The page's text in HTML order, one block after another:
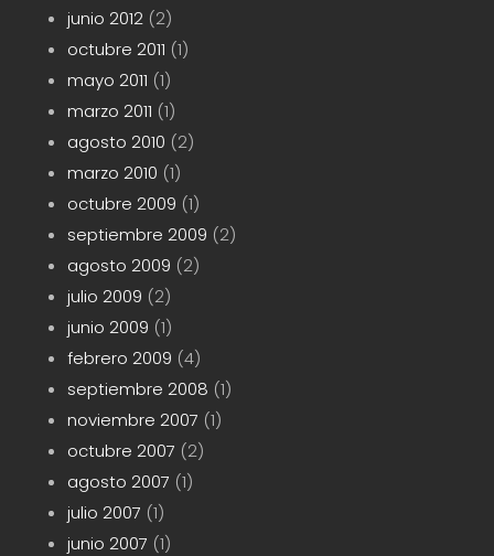
junio 2012(2)
octubre 2011 (1)
mayo 2011 (1)
marzo 2011 (1)
agosto 2010 (2)
marzo 2010 (1)
octubre 2009 (1)
septiembre 2009 (2)
agosto 2009 (2)
julio 2009 (2)
junio 2009 (1)
febrero 2009 (4)
septiembre 2008 (1)
noviembre 2007 (1)
octubre 2007 (2)
agosto 2007 (1)
julio 2007 (1)
junio 2007 (1)